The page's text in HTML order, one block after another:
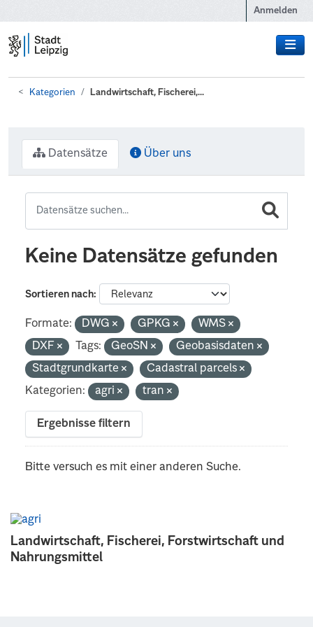
Anmelden
Kategorien Landwirtschaft, Fischerei,...
Landwirtschaft, Fischerei, Forstwirtschaft und
Nahrungsmittel
Datensätze Über uns
Keine Datensätze gefunden
Sortieren nach
Formate: DWG GPKG
WMS
DXF
Tags: GeoSN
Geobasisdaten
Stadtgrundkarte
Cadastral parcels
Kategorien:
agri tran
Ergebnisse filtern
Bitte versuch es mit einer anderen Suche.